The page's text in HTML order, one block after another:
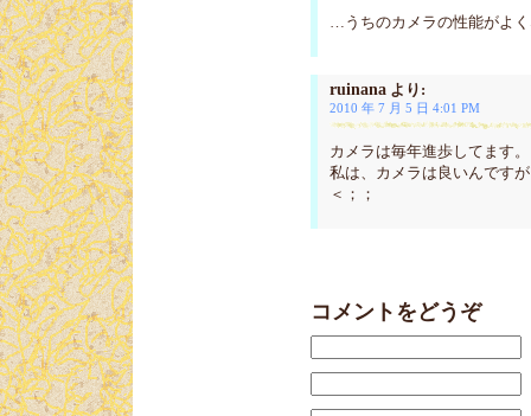
…うちのカメラの性能がよ
ruinana より:
2010 年 7 月 5 日 4:01 PM
カメラは毎年進歩してます。
私は、カメラは良いんです
＜；；
コメントをどうぞ